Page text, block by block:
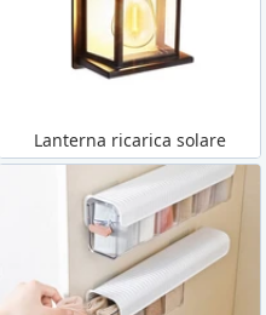
Lanterna ricarica solare